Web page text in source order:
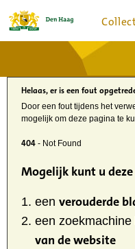
Home
Actueel
Bronnen en collecties
Dienstverlening
Bezoek
Over
Helaas, er is een fout
Door een fout tijdens het
mogelijk om deze pagina te
404 - Not Found
Mogelijk kunt u
een verouderde
een zoekmachine
van de website